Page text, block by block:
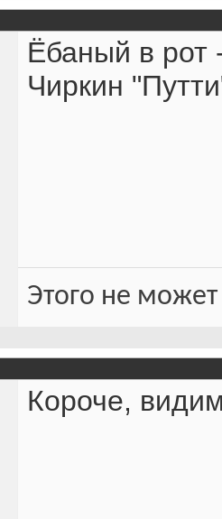
Ёбаный в рот
Чиркин
Этого не
Короче,